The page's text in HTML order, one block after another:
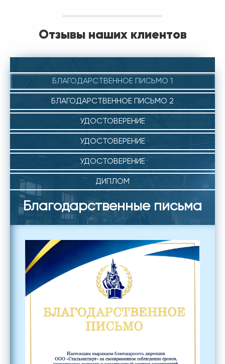
Отзывы наших клиентов
БЛАГОДАРСТВЕННОЕ ПИСЬМО 1
БЛАГОДАРСТВЕННОЕ ПИСЬМО 2
УДОСТОВЕРЕНИЕ
УДОСТОВЕРЕНИЕ
УДОСТОВЕРЕНИЕ
ДИПЛОМ